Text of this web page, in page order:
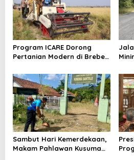
Program ICARE Dorong
Pertanian Modern di Brebes,
Tembus 10,2 Ton per Hektare
Sambut Hari Kemerdekaan,
Makam Pahlawan Kusuma